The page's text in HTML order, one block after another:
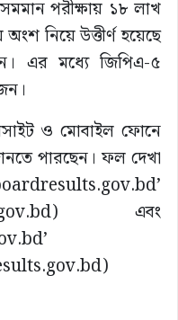
পরীক্ষায় ১৮ লাখ
নিয়ে উত্তীর্ণ হয়েছে
এর মধ্যে জিপিএ-৫
ও মোবাইল ফোনে
পারছেন। ফল দেখা
এবং